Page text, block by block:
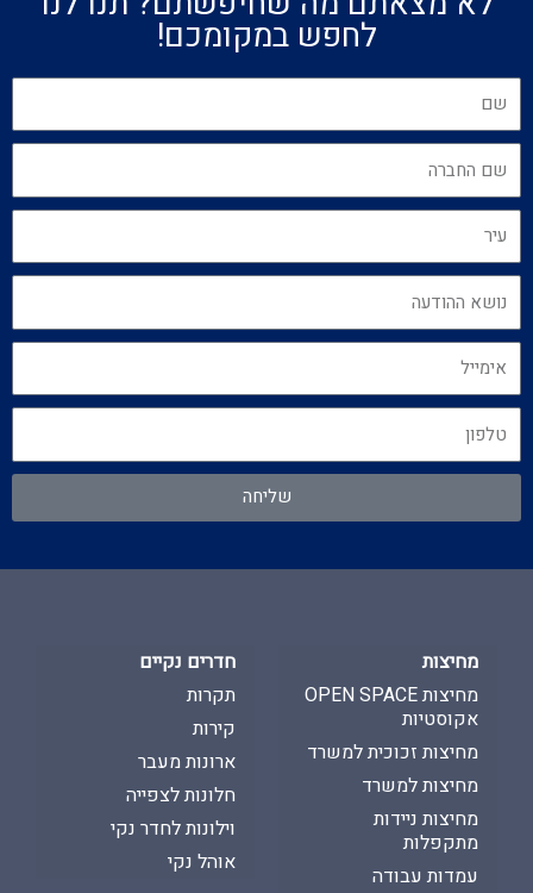
לחפש במקומכם!
שליחה
מחיצות
מחיצות OPEN SPACE
אקוסטיות
מחיצות זכוכית למשרד
מחיצות למשרד
מחיצות ניידות
מתקפלות
עמדות עבודה
חדרים נקיים
תקרות
קירות
ארונות מעבר
חלונות לצפייה
וילונות לחדר נקי
אוהל נקי